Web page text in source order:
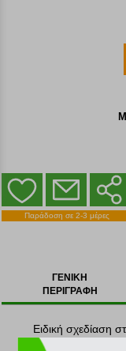
Παράδοση σε 2-3 μέρες
ΓΕΝΙΚΗ
ΠΕΡΙΓΡΑΦΗ
Ειδική σχεδίαση
κάτω από τα